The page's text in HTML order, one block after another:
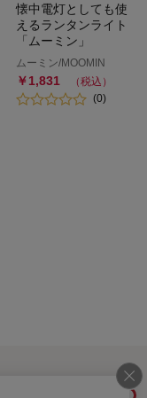
懐中電灯としても使
えるランタンライト
「ムーミン」
ムーミン/MOOMIN
￥1,831
（税込）
(0)